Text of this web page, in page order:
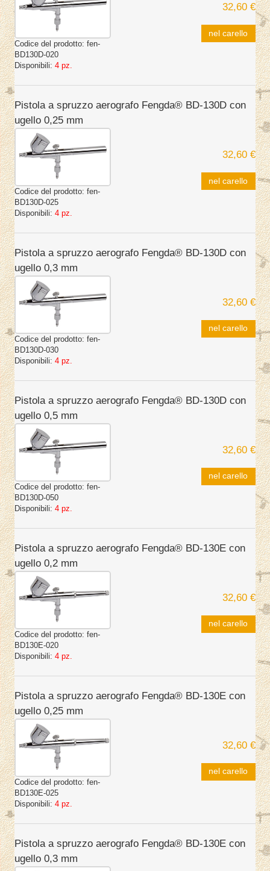
Codice del prodotto: fen-
BD130D-020
Disponibili: 4 pz.
32,60 €
nel carello
Pistola a spruzzo aerografo Fengda® BD-130D con
ugello 0,25 mm
Codice del prodotto: fen-
BD130D-025
Disponibili: 4 pz.
32,60 €
nel carello
Pistola a spruzzo aerografo Fengda® BD-130D con
ugello 0,3 mm
Codice del prodotto: fen-
BD130D-030
Disponibili: 4 pz.
32,60 €
nel carello
Pistola a spruzzo aerografo Fengda® BD-130D con
ugello 0,5 mm
Codice del prodotto: fen-
BD130D-050
Disponibili: 4 pz.
32,60 €
nel carello
Pistola a spruzzo aerografo Fengda® BD-130E con
ugello 0,2 mm
Codice del prodotto: fen-
BD130E-020
Disponibili: 4 pz.
32,60 €
nel carello
Pistola a spruzzo aerografo Fengda® BD-130E con
ugello 0,25 mm
Codice del prodotto: fen-
BD130E-025
Disponibili: 4 pz.
32,60 €
nel carello
Pistola a spruzzo aerografo Fengda® BD-130E con
ugello 0,3 mm